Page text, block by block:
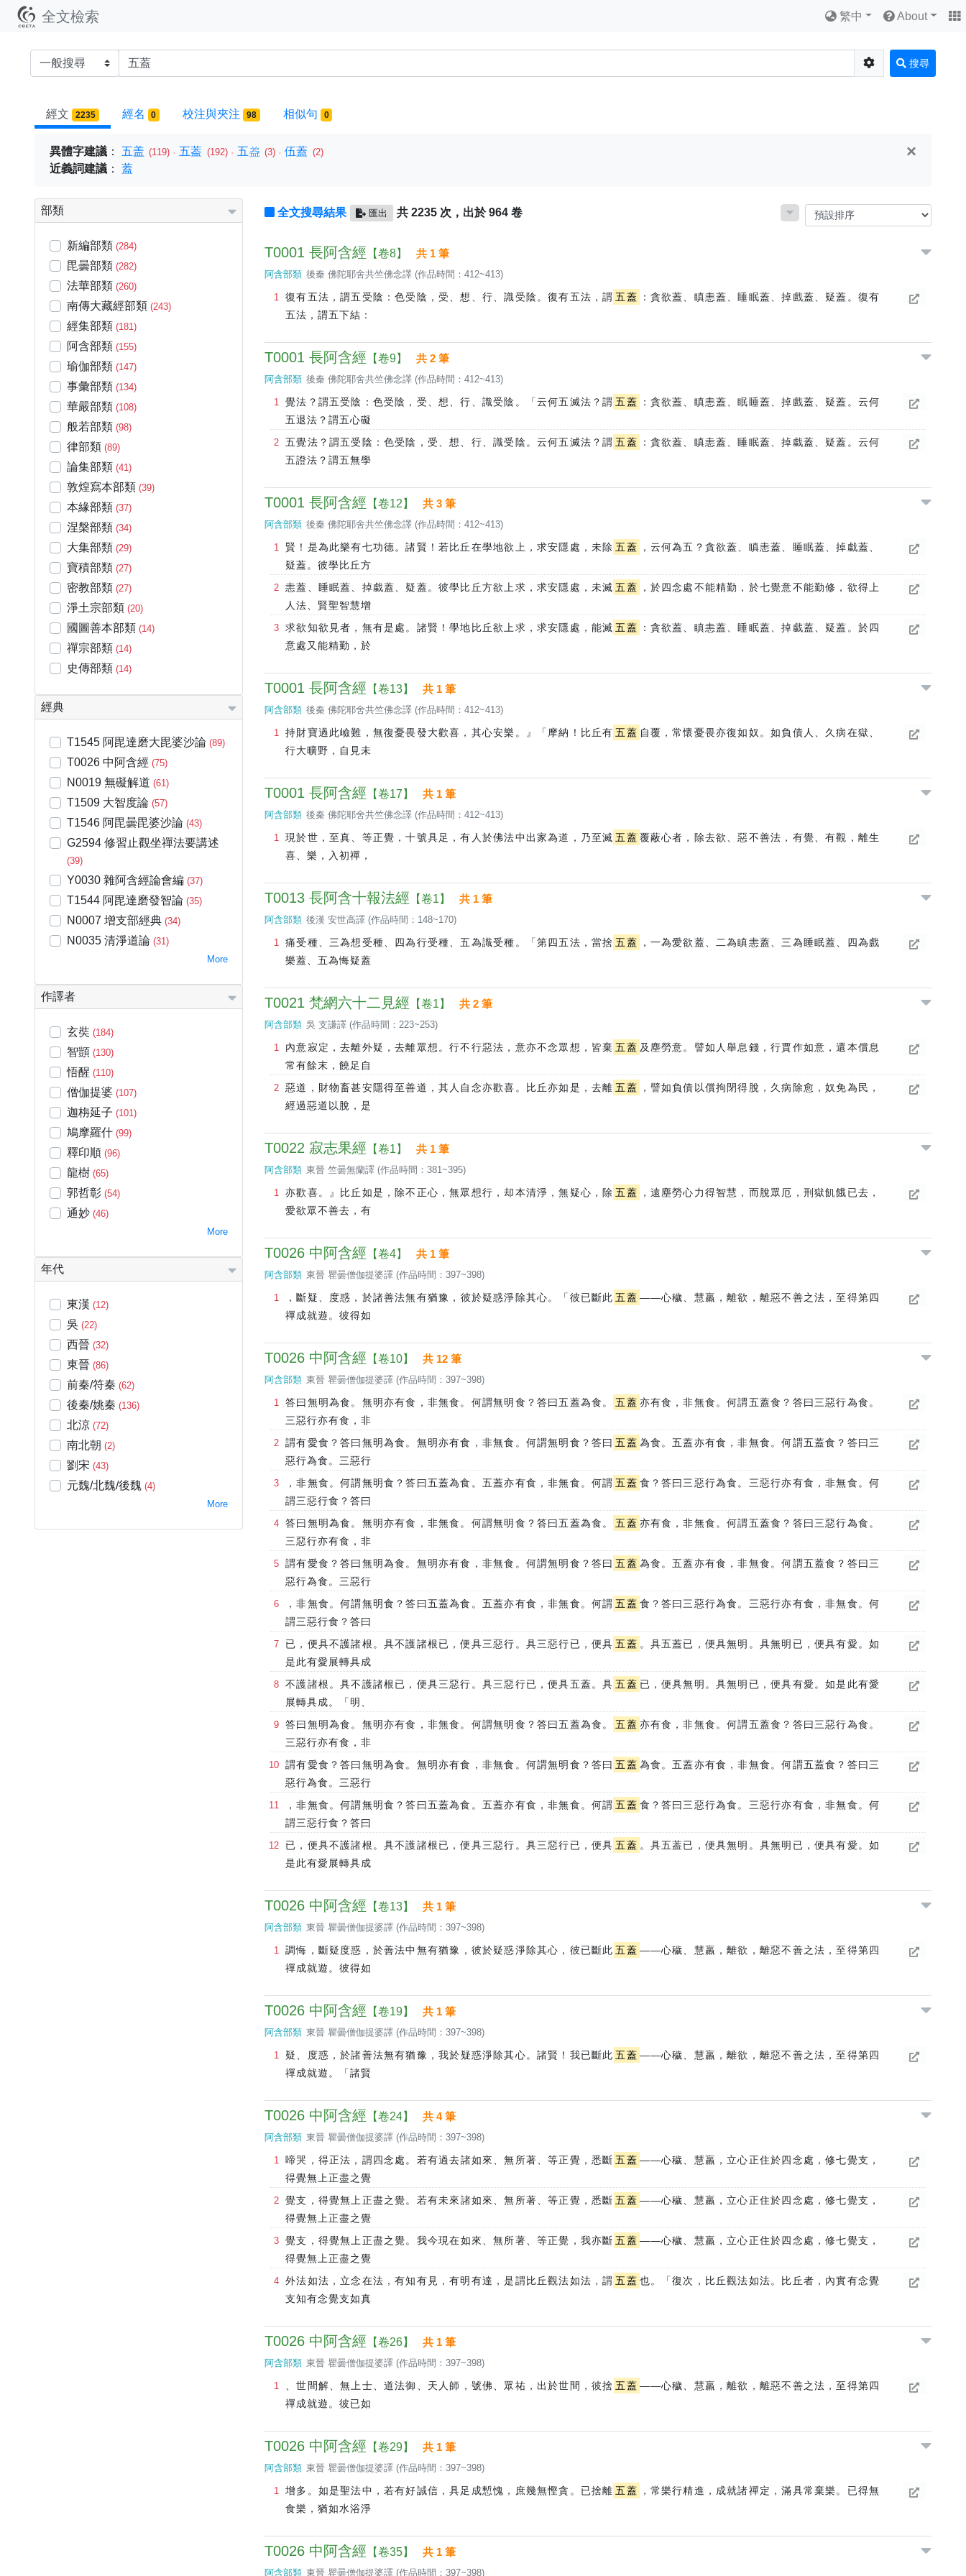
全文檢索 繁中 About
搜尋
經文 2235 經名 0 校注與夾注 98 相似句 0
×
異體字建議 ： 五盖 (119) 五葢 (192) 五𭾂 (3) 伍蓋 (2)
近義詞建議 ： 蓋
部類
新編部類 (284)
毘曇部類 (282)
法華部類 (260)
南傳大藏經部類 (243)
經集部類 (181)
阿含部類 (155)
瑜伽部類 (147)
事彙部類 (134)
華嚴部類 (108)
般若部類 (98)
律部類 (89)
論集部類 (41)
敦煌寫本部類 (39)
本緣部類 (37)
涅槃部類 (34)
大集部類 (29)
寶積部類 (27)
密教部類 (27)
淨土宗部類 (20)
國圖善本部類 (14)
禪宗部類 (14)
史傳部類 (14)
經典
T1545 阿毘達磨大毘婆沙論 (89)
T0026 中阿含經 (75)
N0019 無礙解道 (61)
T1509 大智度論 (57)
T1546 阿毘曇毘婆沙論 (43)
G2594 修習止觀坐禪法要講述
(39)
Y0030 雜阿含經論會編 (37)
T1544 阿毘達磨發智論 (35)
N0007 增支部經典 (34)
N0035 清淨道論 (31)
More
作譯者
玄奘 (184)
智顗 (130)
悟醒 (110)
僧伽提婆 (107)
迦栴延子 (101)
鳩摩羅什 (99)
釋印順 (96)
龍樹 (65)
郭哲彰 (54)
通妙 (46)
More
年代
東漢 (12)
吳 (22)
西晉 (32)
東晉 (86)
前秦/符秦 (62)
後秦/姚秦 (136)
北涼 (72)
南北朝 (2)
劉宋 (43)
元魏/北魏/後魏 (4)
More
全文搜尋結果 匯出 共 2235 次，出於 964 卷
T0001 長阿含經 【卷8】 共 1 筆
阿含部類 後秦 佛陀耶舍共竺佛念譯 (作品時間：412~413)
復有五法，謂五受陰：色受陰，受、想、行、識受陰。復有五法，謂 五蓋
：貪欲蓋、瞋恚蓋、睡眠蓋、掉戲蓋、疑蓋。復有
五法，謂五下結：
T0001 長阿含經 【卷9】 共 2 筆
阿含部類 後秦 佛陀耶舍共竺佛念譯 (作品時間：412~413)
覺法？謂五受陰：色受陰，受、想、行、識受陰。「云何五滅法？謂 五蓋
：貪欲蓋、瞋恚蓋、眠睡蓋、掉戲蓋、疑蓋。云何
五退法？謂五心礙
五覺法？謂五受陰：色受陰，受、想、行、識受陰。云何五滅法？謂 五蓋
：貪欲蓋、瞋恚蓋、睡眠蓋、掉戱蓋、疑蓋。云何
五證法？謂五無學
T0001 長阿含經 【卷12】 共 3 筆
阿含部類 後秦 佛陀耶舍共竺佛念譯 (作品時間：412~413)
賢！是為此樂有七功德。諸賢！若比丘在學地欲上，求安隱處，未除 五蓋
，云何為五？貪欲蓋、瞋恚蓋、睡眠蓋、掉戱蓋、
疑蓋。彼學比丘方
恚蓋、睡眠蓋、掉戱蓋、疑蓋。彼學比丘方欲上求，求安隱處，未滅 五蓋
，於四念處不能精勤，於七覺意不能勤修，欲得上
人法、賢聖智慧增
求欲知欲見者，無有是處。諸賢！學地比丘欲上求，求安隱處，能滅 五蓋
：貪欲蓋、瞋恚蓋、睡眠蓋、掉戱蓋、疑蓋。於四
意處又能精勤，於
T0001 長阿含經 【卷13】 共 1 筆
阿含部類 後秦 佛陀耶舍共竺佛念譯 (作品時間：412~413)
持財寶過此嶮難，無復憂畏發大歡喜，其心安樂。』「摩納！比丘有 五蓋 自覆，常懷憂畏亦復如奴。如負債人、久病在獄、
行大曠野，自見未
T0001 長阿含經 【卷17】 共 1 筆
阿含部類 後秦 佛陀耶舍共竺佛念譯 (作品時間：412~413)
現於世，至真、等正覺，十號具足，有人於佛法中出家為道，乃至滅 五蓋 覆蔽心者，除去欲、惡不善法，有覺、有觀，離生
喜、樂，入初禪，
T0013 長阿含十報法經 【卷1】 共 1 筆
阿含部類 後漢 安世高譯 (作品時間：148~170)
痛受種、三為想受種、四為行受種、五為識受種。「第四五法，當捨 五蓋
，一為愛欲蓋、二為瞋恚蓋、三為睡眠蓋、四為戲
樂蓋、五為悔疑蓋
T0021 梵網六十二見經 【卷1】 共 2 筆
阿含部類 吳 支謙譯 (作品時間：223~253)
內意寂定，去離外疑，去離眾想。行不行惡法，意亦不念眾想，皆棄 五蓋 及塵勞意。譬如人舉息錢，行賈作如意，還本償息
常有餘末，饒足自
惡道，財物畜甚安隱得至善道，其人自念亦歡喜。比丘亦如是，去離 五蓋
，譬如負債以償拘閉得脫，久病除愈，奴免為民，
經過惡道以脫，是
T0022 寂志果經 【卷1】 共 1 筆
阿含部類 東晉 竺曇無蘭譯 (作品時間：381~395)
亦歡喜。』比丘如是，除不正心，無眾想行，却本清淨，無疑心，除 五蓋
，遠塵勞心力得智慧，而脫眾厄，刑獄飢餓已去，
愛欲眾不善去，有
T0026 中阿含經 【卷4】 共 1 筆
阿含部類 東晉 瞿曇僧伽提婆譯 (作品時間：397~398)
，斷疑、度惑，於諸善法無有猶豫，彼於疑惑淨除其心。「彼已斷此 五蓋 ——心穢、慧羸，離欲，離惡不善之法，至得第四
禪成就遊。彼得如
T0026 中阿含經 【卷10】 共 12 筆
阿含部類 東晉 瞿曇僧伽提婆譯 (作品時間：397~398)
答曰無明為食。無明亦有食，非無食。何謂無明食？答曰五蓋為食。 五蓋 亦有食，非無食。何謂五蓋食？答曰三惡行為食。
三惡行亦有食，非
謂有愛食？答曰無明為食。無明亦有食，非無食。何謂無明食？答曰 五蓋 為食。五蓋亦有食，非無食。何謂五蓋食？答曰三
惡行為食。三惡行
，非無食。何謂無明食？答曰五蓋為食。五蓋亦有食，非無食。何謂 五蓋 食？答曰三惡行為食。三惡行亦有食，非無食。何
謂三惡行食？答曰
答曰無明為食。無明亦有食，非無食。何謂無明食？答曰五蓋為食。
五蓋 亦有食，非無食。何謂五蓋食？答曰三惡行為食。
三惡行亦有食，非
謂有愛食？答曰無明為食。無明亦有食，非無食。何謂無明食？答曰 五蓋 為食。五蓋亦有食，非無食。何謂五蓋食？答曰三
惡行為食。三惡行
，非無食。何謂無明食？答曰五蓋為食。五蓋亦有食，非無食。何謂 五蓋 食？答曰三惡行為食。三惡行亦有食，非無食。何
謂三惡行食？答曰
已，便具不護諸根。具不護諸根已，便具三惡行。具三惡行已，便具 五蓋 。具五蓋已，便具無明。具無明已，便具有愛。如
是此有愛展轉具成
不護諸根。具不護諸根已，便具三惡行。具三惡行已，便具五蓋。具 五蓋 已，便具無明。具無明已，便具有愛。如是此有愛
展轉具成。「明、
答曰無明為食。無明亦有食，非無食。何謂無明食？答曰五蓋為食。
五蓋 亦有食，非無食。何謂五蓋食？答曰三惡行為食。
三惡行亦有食，非
謂有愛食？答曰無明為食。無明亦有食，非無食。何謂無明食？答曰 五蓋 為食。五蓋亦有食，非無食。何謂五蓋食？答曰三
惡行為食。三惡行
，非無食。何謂無明食？答曰五蓋為食。五蓋亦有食，非無食。何謂 五蓋 食？答曰三惡行為食。三惡行亦有食，非無食。何
謂三惡行食？答曰
已，便具不護諸根。具不護諸根已，便具三惡行。具三惡行已，便具 五蓋 。具五葢已，便具無明。具無明已，便具有愛。如
是此有愛展轉具成
T0026 中阿含經 【卷13】 共 1 筆
阿含部類 東晉 瞿曇僧伽提婆譯 (作品時間：397~398)
調悔，斷疑度惑，於善法中無有猶豫，彼於疑惑淨除其心，彼已斷此 五蓋 ——心穢、慧羸，離欲，離惡不善之法，至得第四
禪成就遊。彼得如
T0026 中阿含經 【卷19】 共 1 筆
阿含部類 東晉 瞿曇僧伽提婆譯 (作品時間：397~398)
疑、度惑，於諸善法無有猶豫，我於疑惑淨除其心。諸賢！我已斷此 五蓋 ——心穢、慧羸，離欲，離惡不善之法，至得第四
禪成就遊。「諸賢
T0026 中阿含經 【卷24】 共 4 筆
阿含部類 東晉 瞿曇僧伽提婆譯 (作品時間：397~398)
啼哭，得正法，謂四念處。若有過去諸如來、無所著、等正覺，悉斷 五蓋 ——心穢、慧羸，立心正住於四念處，修七覺支，
得覺無上正盡之覺
覺支，得覺無上正盡之覺。若有未來諸如來、無所著、等正覺，悉斷 五蓋 ——心穢、慧羸，立心正住於四念處，修七覺支，
得覺無上正盡之覺
覺支，得覺無上正盡之覺。我今現在如來、無所著、等正覺，我亦斷 五蓋 ——心穢、慧羸，立心正住於四念處，修七覺支，
得覺無上正盡之覺
外法如法，立念在法，有知有見，有明有達，是謂比丘觀法如法，謂 五蓋 也。「復次，比丘觀法如法。比丘者，內實有念覺
支知有念覺支如真
T0026 中阿含經 【卷26】 共 1 筆
阿含部類 東晉 瞿曇僧伽提婆譯 (作品時間：397~398)
、世間解、無上士、道法御、天人師，號佛、眾祐，出於世間，彼捨 五蓋 ——心穢、慧羸，離欲，離惡不善之法，至得第四
禪成就遊。彼已如
T0026 中阿含經 【卷29】 共 1 筆
阿含部類 東晉 瞿曇僧伽提婆譯 (作品時間：397~398)
增多。如是聖法中，若有好誠信，具足成慙愧，庶幾無慳貪。已捨離 五蓋
，常樂行精進，成就諸禪定，滿具常棄樂。已得無
食樂，猶如水浴淨
T0026 中阿含經 【卷35】 共 1 筆
阿含部類 東晉 瞿曇僧伽提婆譯 (作品時間：397~398)